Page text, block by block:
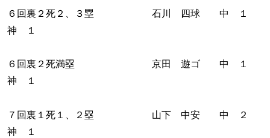
６回裏２死２、３塁 石川 四球 中 １
神 １
６回裏２死満塁 京田 遊ゴ 中 １
神 １
７回裏１死１、２塁 山下 中安 中 ２
神 １